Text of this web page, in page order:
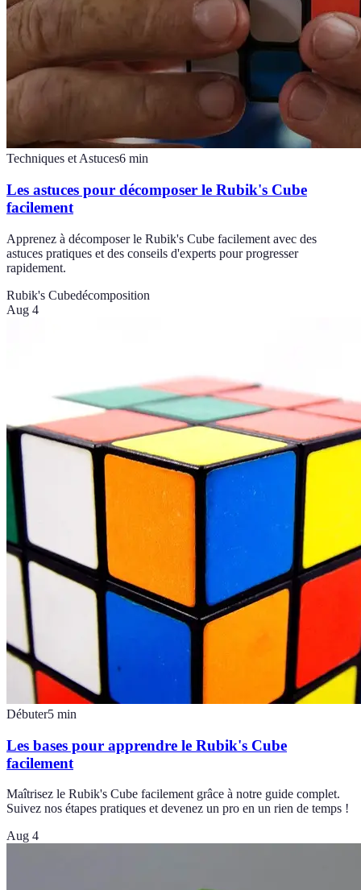
Techniques et Astuces6 min
Les astuces pour décomposer le Rubik's Cube
facilement
Apprenez à décomposer le Rubik's Cube facilement avec des
astuces pratiques et des conseils d'experts pour progresser
rapidement.
Rubik's Cubedécomposition
Aug 4
Débuter5 min
Les bases pour apprendre le Rubik's Cube
facilement
Maîtrisez le Rubik's Cube facilement grâce à notre guide complet.
Suivez nos étapes pratiques et devenez un pro en un rien de temps !
Aug 4